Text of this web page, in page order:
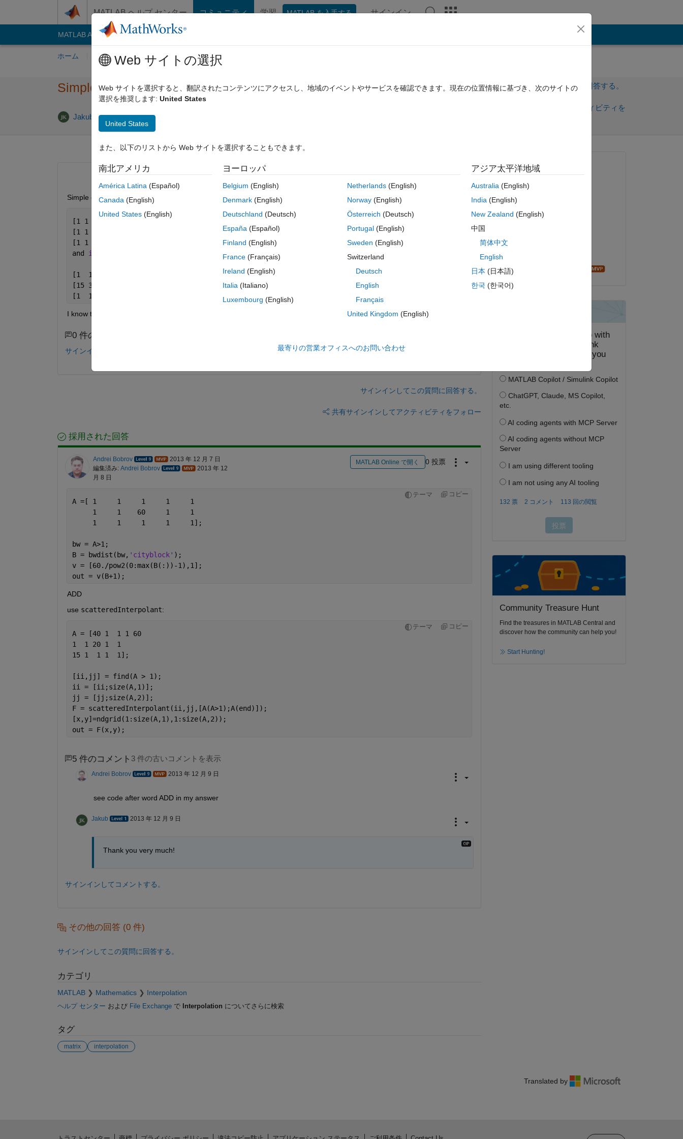
MATLAB ヘルプ センター コミュニティ 学習 MATLAB を入手する サインイン
MATLAB Answers File Exchange
ホーム 質問する 回答 閲覧 MATLAB に関する FAQ
Simple interpolation inside matrix
Jakub 2013 12 月 7
サインインしてこの質問に回答する。
サインインしてアクティビティを
0 投票
Simple question, I have matrix A=
テーマ
[1 1 1  1 1]
[1 1 60 1 1]
[1 1 1  1 1]
and i want to interpolate values inside the matrix to get sometgink like
[1  15 30 15  1]
[15 30 60 30 15]
[1  15 30 15  1]
I know that i have to use interp2 but it is just not working for me...
0 件のコメント
サインインしてコメントする。
サインインしてこの質問に回答する。
共有サインインしてアクティビティをフォロー
採用された回答
Andrei Bobrov
2013 年 12 月 7 日
編集済み: Andrei Bobrov
2013 年 12
月 8 日
MATLAB Online で開く 0 投票
テーマ コピー
A =[ 1     1     1     1     1
     1     1    60     1     1
     1     1     1     1     1];
bw = A>1;
B = bwdist(bw, 'cityblock' );
v = [60./pow2(0:max(B(:))-1),1];
out = v(B+1);
ADD
use scatteredInterpolant:
テーマ コピー
A = [40 1  1 1 60
1  1 20 1  1
15 1  1 1  1];
[ii,jj] = find(A > 1);
ii = [ii;size(A,1)];
jj = [jj;size(A,2)];
F = scatteredInterpolant(ii,jj,[A(A>1);A(end)]);
[x,y]=ndgrid(1:size(A,1),1:size(A,2));
out = F(x,y);
5 件のコメント 3 件の古いコメントを表示
Andrei Bobrov 2013 年 12 月 9 日
see code after word ADD in my answer
Jakub 2013 年 12 月 9 日
Thank you very much!
サインインしてコメントする。
その他の回答 (0 件)
サインインしてこの質問に回答する。
カテゴリ
MATLAB Mathematics Interpolation
ヘルプ センター および File Exchangeで Interpolation についてさらに検索
タグ
matrix interpolation
質問済み:
2013 年 12 月 7 日
コメント済み:
採用済み:
Community Treasure Hunt
Find the treasures in MATLAB Central and
discover how the community can help you!
Start Hunting!
Translated by
Web サイトの選択
Web サイトを選択すると、翻訳されたコンテンツにアクセスし、地域のイベントやサービスを確認できます。現在の位置情報に基づき、次のサイトの
選択を推奨します: United States
United States
また、以下のリストから Web サイトを選択することもできます。
南北アメリカ
América Latina (Español)
Canada (English)
United States (English)
ヨーロッパ
Belgium (English)
Denmark (English)
Deutschland (Deutsch)
España (Español)
Finland (English)
France (Français)
Ireland (English)
Italia (Italiano)
Luxembourg (English)
Netherlands(English)
Norway(English)
Österreich (Deutsch)
Portugal(English)
Sweden (English)
Switzerland
Deutsch
English
Français
United Kingdom (English)
アジア太平洋地域
Australia(English)
India(English)
New Zealand (English)
中国
简体中文
English
日本 (日本語)
한국 (한국어)
最寄りの営業オフィスへのお問い合わせ